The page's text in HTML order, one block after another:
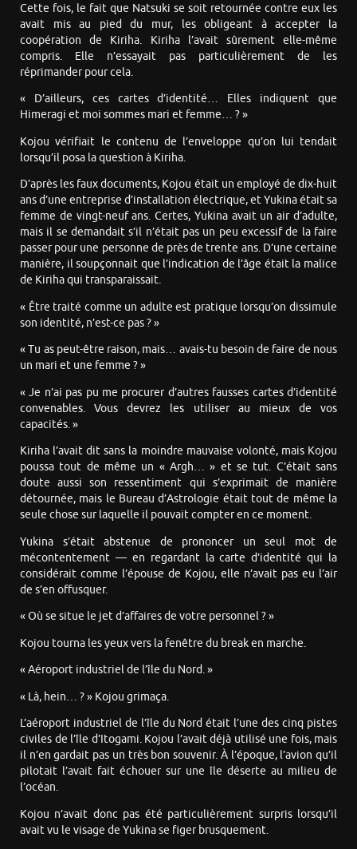
Cette fois, le fait que Natsuki se soit retournée contre eux les
avait mis au pied du mur, les obligeant à accepter la
coopération de Kiriha. Kiriha l’avait sûrement elle-même
compris. Elle n’essayait pas particulièrement de les
réprimander pour cela.
« D’ailleurs, ces cartes d’identité… Elles indiquent que
Himeragi et moi sommes mari et femme… ? »
Kojou vérifiait le contenu de l’enveloppe qu’on lui tendait
lorsqu’il posa la question à Kiriha.
D’après les faux documents, Kojou était un employé de dix-huit
ans d’une entreprise d’installation électrique, et Yukina était sa
femme de vingt-neuf ans. Certes, Yukina avait un air d’adulte,
mais il se demandait s’il n’était pas un peu excessif de la faire
passer pour une personne de près de trente ans. D’une certaine
manière, il soupçonnait que l’indication de l’âge était la malice
de Kiriha qui transparaissait.
« Être traité comme un adulte est pratique lorsqu’on dissimule
son identité, n’est-ce pas ? »
« Tu as peut-être raison, mais… avais-tu besoin de faire de nous
un mari et une femme ? »
« Je n’ai pas pu me procurer d’autres fausses cartes d’identité
convenables. Vous devrez les utiliser au mieux de vos
capacités. »
Kiriha l’avait dit sans la moindre mauvaise volonté, mais Kojou
poussa tout de même un « Argh… » et se tut. C’était sans
doute aussi son ressentiment qui s’exprimait de manière
détournée, mais le Bureau d’Astrologie était tout de même la
seule chose sur laquelle il pouvait compter en ce moment.
Yukina s’était abstenue de prononcer un seul mot de
mécontentement — en regardant la carte d’identité qui la
considérait comme l’épouse de Kojou, elle n’avait pas eu l’air
de s’en offusquer.
« Où se situe le jet d’affaires de votre personnel ? »
Kojou tourna les yeux vers la fenêtre du break en marche.
« Aéroport industriel de l’île du Nord. »
« Là, hein… ? » Kojou grimaça.
L’aéroport industriel de l’île du Nord était l’une des cinq pistes
civiles de l’île d’Itogami. Kojou l’avait déjà utilisé une fois, mais
il n’en gardait pas un très bon souvenir. À l’époque, l’avion qu’il
pilotait l’avait fait échouer sur une île déserte au milieu de
l’océan.
Kojou n’avait donc pas été particulièrement surpris lorsqu’il
avait vu le visage de Yukina se figer brusquement.